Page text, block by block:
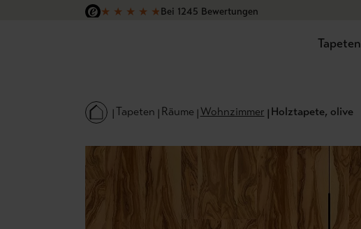
Hauptinhalt springen
Zur Suche springen
Zur Hauptnavigation springen
★ ★ ★ ★ ★Bei 1245 Bewertungen
Tapeten
Tapeten Räume Wohnzimmer Holztapete, olive